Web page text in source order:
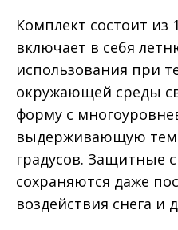
Комплект состоит из
включает в себя
использования при
окружающей среды
форму с
выдерживающую
градусов. Защитные
сохраняются даже
воздействия снега и